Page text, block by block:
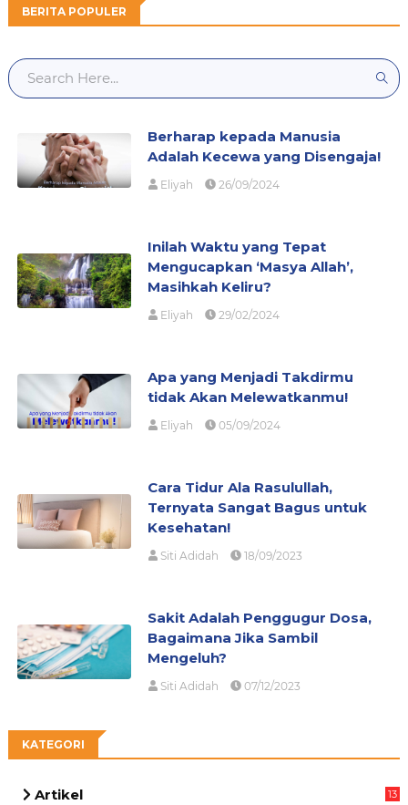
BERITA POPULER
Berharap kepada Manusia
Adalah Kecewa yang Disengaja!
Eliyah 26/09/2024
Inilah Waktu yang Tepat
Mengucapkan ‘Masya Allah’,
Masihkah Keliru?
Eliyah 29/02/2024
Apa yang Menjadi Takdirmu
tidak Akan Melewatkanmu!
Eliyah 05/09/2024
Cara Tidur Ala Rasulullah,
Ternyata Sangat Bagus untuk
Kesehatan!
Siti Adidah 18/09/2023
Sakit Adalah Penggugur Dosa,
Bagaimana Jika Sambil
Mengeluh?
Siti Adidah 07/12/2023
KATEGORI
Artikel
13